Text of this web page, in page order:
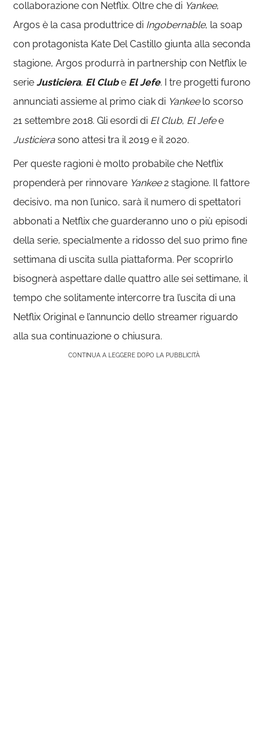
collaborazione con Netflix. Oltre che di Yankee,
Argos è la casa produttrice di Ingobernable, la soap
con protagonista Kate Del Castillo giunta alla seconda
stagione, Argos produrrà in partnership con Netflix le
serieJusticiera, El Clube El Jefe. I tre progetti furono
annunciati assieme al primo ciak di Yankeelo scorso
21 settembre 2018. Gli esordi di El Club, El Jefee
Justiciera sono attesi tra il 2019 e il 2020.
Per queste ragioni è molto probabile che Netflix
propenderà per rinnovare Yankee2 stagione. Il fattore
decisivo, ma non l’unico, sarà il numero di spettatori
abbonati a Netflix che guarderanno uno o più episodi
della serie, specialmente a ridosso del suo primo fine
settimana di uscita sulla piattaforma. Per scoprirlo
bisognerà aspettare dalle quattro alle sei settimane, il
tempo che solitamente intercorre tra l’uscita di una
Netflix Original e l’annuncio dello streamer riguardo
alla sua continuazione o chiusura.
CONTINUA A LEGGERE DOPO LA PUBBLICITÀ